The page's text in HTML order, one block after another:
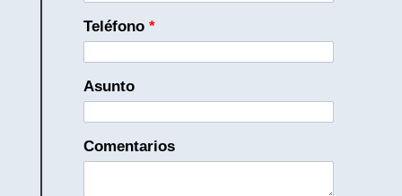
Teléfono *
Asunto
Comentarios